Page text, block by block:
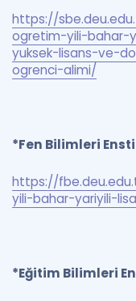
https://
ogretim-yili-bahar-
yuksek-lisans-ve-
ogrenci-alimi/
*Fen Bilimleri
https://
yili-bahar-yariyili-
*Eğitim Bilimleri